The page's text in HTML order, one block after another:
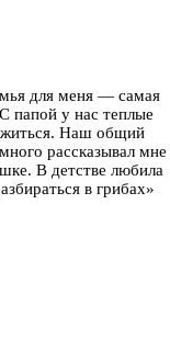
для меня — самая
папой у нас теплые
Наш общий
рассказывал мне
В детстве любила
в грибах»